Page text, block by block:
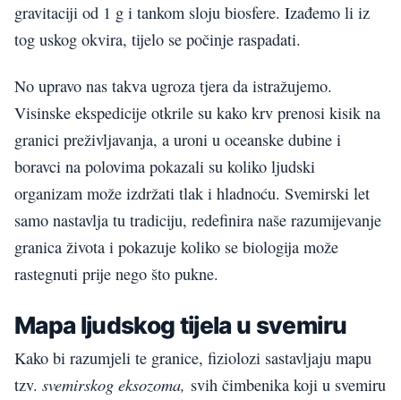
gravitaciji od 1 g i tankom sloju biosfere. Izađemo li iz
tog uskog okvira, tijelo se počinje raspadati.
No upravo nas takva ugroza tjera da istražujemo.
Visinske ekspedicije otkrile su kako krv prenosi kisik na
granici preživljavanja, a uroni u oceanske dubine i
boravci na polovima pokazali su koliko ljudski
organizam može izdržati tlak i hladnoću. Svemirski let
samo nastavlja tu tradiciju, redefinira naše razumijevanje
granica života i pokazuje koliko se biologija može
rastegnuti prije nego što pukne.
Mapa ljudskog tijela u svemiru
Kako bi razumjeli te granice, fiziolozi sastavljaju mapu
tzv. svemirskog eksozoma, svih čimbenika koji u svemiru